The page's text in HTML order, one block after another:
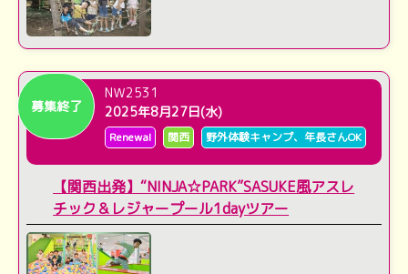
募集終了
NＷ2531
2025年8月27日(水)
Renewal 関西 野外体験キャンプ、年長さんOK
【関西出発】“NINJA☆PARK”SASUKE風アスレ
チック＆レジャープール1dayツアー